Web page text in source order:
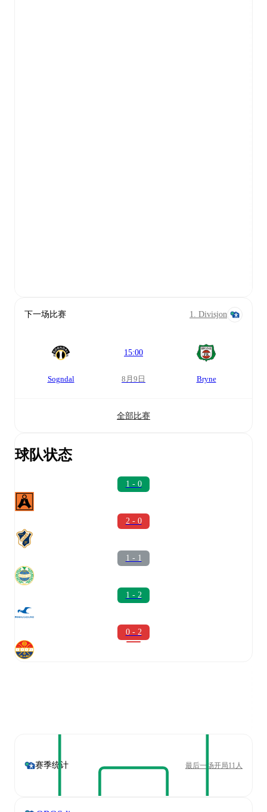
下一场比赛 1. Divisjon
Sogndal
15:00
8月9日 Bryne
全部比赛
球队状态
1 - 0
2 - 0
1 - 1
1 - 2
0 - 2
赛季统计 最后一场开局11人